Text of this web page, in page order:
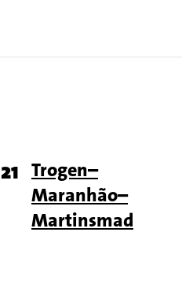
Page
number
21 Titel
Trogen–
Maranhão–
Martinsmad